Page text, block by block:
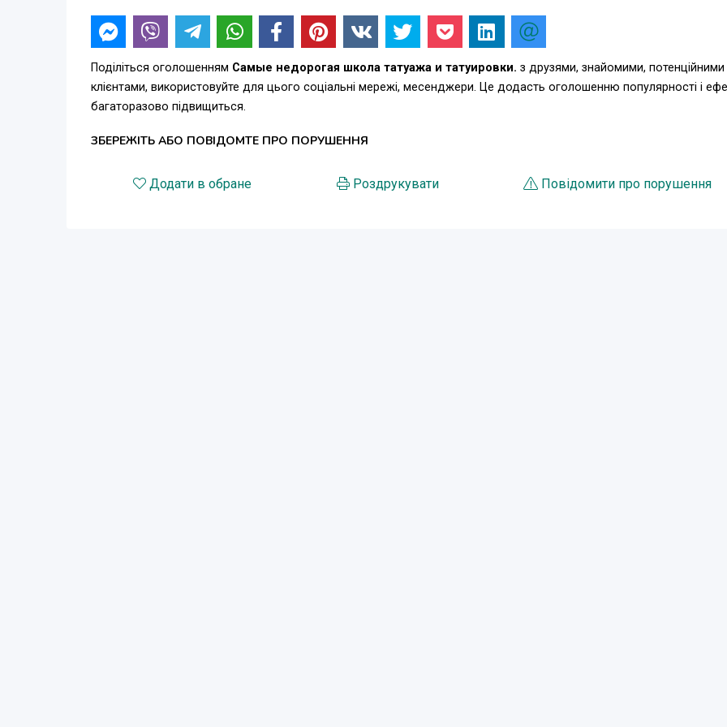
Поділіться оголошенням Самые недорогая школа татуажа и татуировки. з друзями, знайомими, потенційними
клієнтами, використовуйте для цього соціальні мережі, месенджери. Це додасть оголошенню популярності і
багаторазово підвищиться.
ЗБЕРЕЖІТЬ АБО ПОВІДОМТЕ ПРО ПОРУШЕННЯ
Додати в обране Роздрукувати Повідомити про порушення